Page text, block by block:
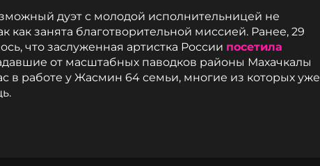
дуэт с молодой исполнительницей не
как занята благотворительной миссией. Ранее, 29
что заслуженная артистка России посетила
от масштабных паводков районы Махачкалы
в работе у Жасмин 64 семьи, многие из которых уже